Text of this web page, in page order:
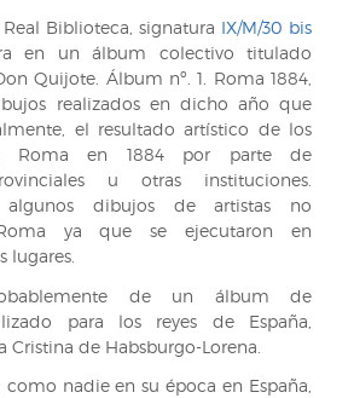
Biblioteca, signatura IX/M/30 bis
en un álbum colectivo titulado
Quijote. Álbum nº. 1. Roma 1884,
realizados en dicho año que
el resultado artístico de los
Roma en 1884 por parte de
u otras instituciones.
algunos dibujos de artistas no
ya que se ejecutaron en
lugares.
de un álbum de
para los reyes de España,
Cristina de Habsburgo-Lorena.
como nadie en su época en España,